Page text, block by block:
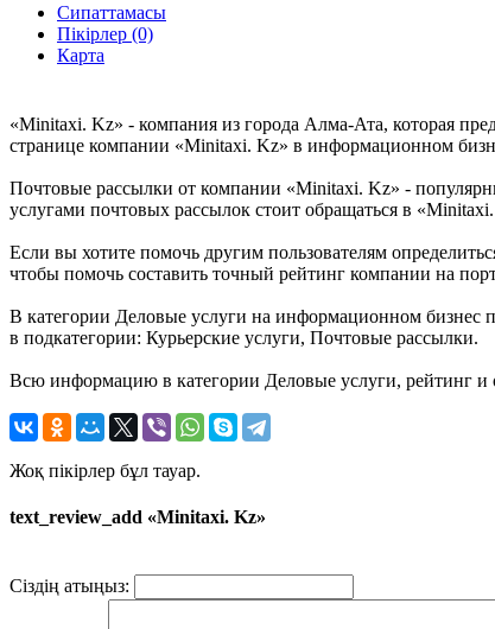
Сипаттамасы
Пікірлер (0)
Карта
«Minitaxi. Kz» - компания из города Алма-Ата, которая
странице компании «Minitaxi. Kz» в информационном
Почтовые рассылки от компании «Minitaxi. Kz» -
услугами почтовых рассылок стоит обращаться в
Если вы хотите помочь другим пользователям
чтобы помочь составить точный рейтинг компании на
В категории Деловые услуги на информационном бизнес
в подкатегории: Курьерские услуги, Почтовые рассылки.
Всю информацию в категории Деловые услуги, рейтинг и
Жоқ пікірлер бұл тауар.
text_review_add «Minitaxi. Kz»
Сіздің атыңыз: